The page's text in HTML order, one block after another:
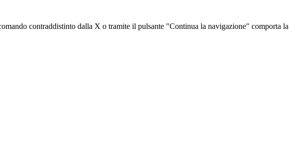
contraddistinto dalla X o tramite il pulsante "Continua la navigazione" comporta la